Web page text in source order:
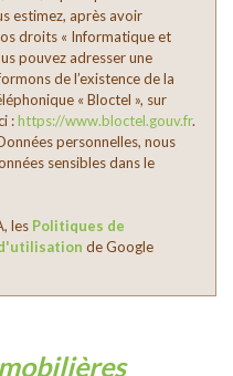
estimez, après avoir
droits « Informatique et
pouvez adresser une
de l’existence de la
« Bloctel », sur
:https://www.bloctel.gouv.fr.
personnelles, nous
sensibles dans le
les Politiques de
de Google